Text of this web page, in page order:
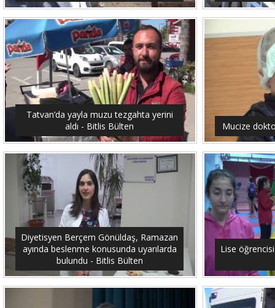
Tatvan’da yayla muzu tezgahta yerini
aldı - Bitlis Bülten
Mucize
Diyetisyen Berçem Gönüldaş, Ramazan
ayında beslenme konusunda uyarılarda
bulundu - Bitlis Bülten
Lise